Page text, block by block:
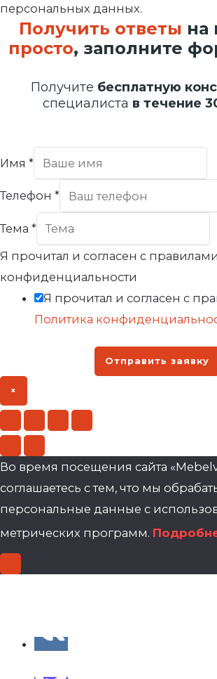
персональных данных.
Получить ответы на
просто, заполните
Получите бесплатную
специалиста в течение
Имя *
Телефон *
Тема *
Я прочитал и согласен с
конфиденциальности
Я прочитал и согласен с
Политика
Отправить заявку
×
Во время посещения сайта
соглашаетесь с тем, что мы
персональные данные с
метрических программ.